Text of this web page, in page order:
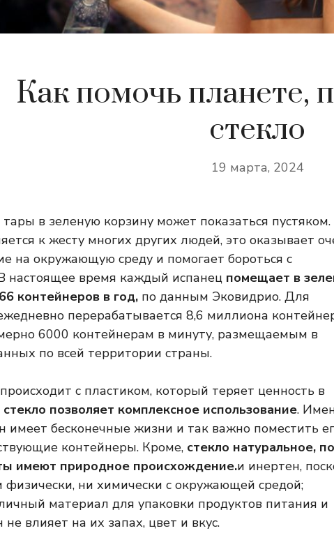
Как помочь планете,
стекло
19 марта, 2024
в зеленую корзину может показаться
к жесту многих других людей, это оказывает
на окружающую среду и помогает бороться с
настоящее время каждый испанец помещает в
контейнеров в год, по данным Эковидрио. Для
перерабатывается 8,6 миллиона
6000 контейнерам в минуту, размещаемым в
по всей территории страны.
с пластиком, который теряет ценность в
стекло позволяет комплексное использование.
имеет бесконечные жизни и так важно поместить
контейнеры. Кроме, стекло натуральное,
имеют природное происхождение.и инертен,
физически, ни химически с окружающей средой;
материал для упаковки продуктов питания и
не влияет на их запах, цвет и вкус.